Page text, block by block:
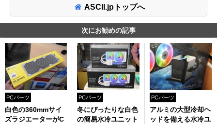
ASCII.jpトップへ
次にお勧めの記事
PCパーツ
白色の360mmサイ
ズラジエーターがC
PCパーツ
冬にぴったりな白色
の簡易水冷ユニット
PCパーツ
アルミの大型冷却ヘ
ッドを備える水冷ユ